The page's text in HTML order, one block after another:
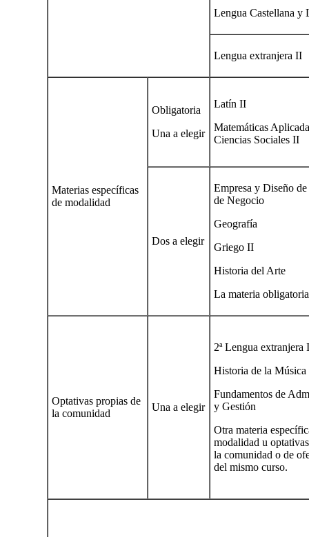
Lengua Castellana y
Lengua extranjera II
Materias específicas
de modalidad
Obligatoria
Una a elegir
Latín II
Matemáticas
Ciencias Sociales II
Dos a elegir
Empresa y Diseño
de Negocio
Geografía
Griego II
Historia del Arte
La materia
Optativas propias de
la comunidad
Una a elegir
2ª Lengua extranjera
Historia de la
Fundamentos de
y Gestión
Otra materia
modalidad u
la comunidad o de
del mismo curso.